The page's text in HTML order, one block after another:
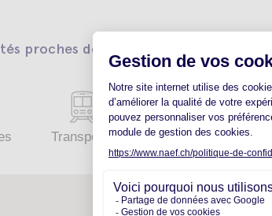
proches de votre futur quartier
Transports Sante Parkings